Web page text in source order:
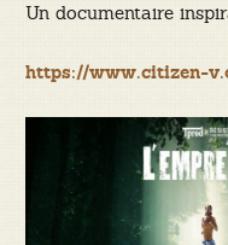
Un documentaire
https://www.citizen-